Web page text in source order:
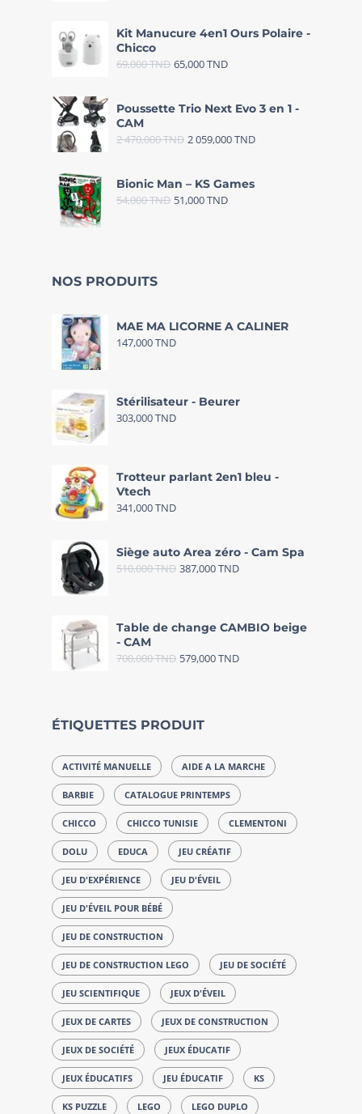
Kit Manucure 4en1 Ours Polaire -
Chicco
69,000TND 65,000TND
Poussette Trio Next Evo 3 en 1 -
CAM
2 470,000TND 2 059,000TND
Bionic Man – KS Games
54,000TND 51,000TND
NOS PRODUITS
MAE MA LICORNE A CALINER
147,000TND
Stérilisateur - Beurer
303,000TND
Trotteur parlant 2en1 bleu -
Vtech
341,000TND
Siège auto Area zéro - Cam Spa
510,000TND 387,000TND
Table de change CAMBIO beige
- CAM
700,000TND 579,000TND
ÉTIQUETTES PRODUIT
ACTIVITÉ MANUELLE AIDE A LA MARCHE
BARBIE CATALOGUE PRINTEMPS
CHICCO CHICCO TUNISIE CLEMENTONI
DOLU EDUCA JEU CRÉATIF
JEU D'EXPÉRIENCE JEU D'ÉVEIL
JEU D'ÉVEIL POUR BÉBÉ
JEU DE CONSTRUCTION
JEU DE CONSTRUCTION LEGO JEU DE SOCIÉTÉ
JEU SCIENTIFIQUE JEUX D'ÉVEIL
JEUX DE CARTES JEUX DE CONSTRUCTION
JEUX DE SOCIÉTÉ JEUX ÉDUCATIF
JEUX ÉDUCATIFS JEU ÉDUCATIF KS
KS PUZZLE LEGO LEGO DUPLO